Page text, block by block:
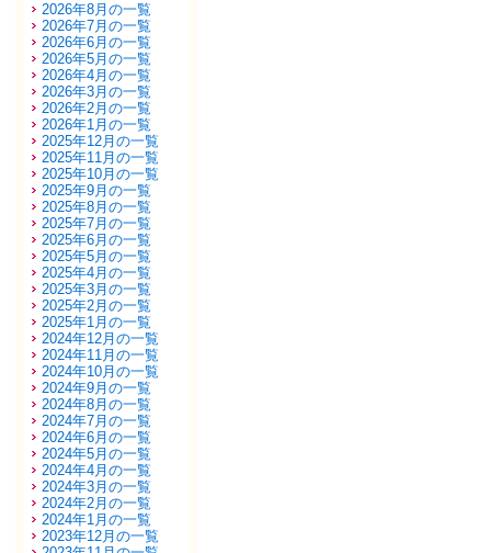
2026年8月の一覧
2026年7月の一覧
2026年6月の一覧
2026年5月の一覧
2026年4月の一覧
2026年3月の一覧
2026年2月の一覧
2026年1月の一覧
2025年12月の一覧
2025年11月の一覧
2025年10月の一覧
2025年9月の一覧
2025年8月の一覧
2025年7月の一覧
2025年6月の一覧
2025年5月の一覧
2025年4月の一覧
2025年3月の一覧
2025年2月の一覧
2025年1月の一覧
2024年12月の一覧
2024年11月の一覧
2024年10月の一覧
2024年9月の一覧
2024年8月の一覧
2024年7月の一覧
2024年6月の一覧
2024年5月の一覧
2024年4月の一覧
2024年3月の一覧
2024年2月の一覧
2024年1月の一覧
2023年12月の一覧